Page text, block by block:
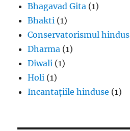
Bhagavad Gita (1)
Bhakti (1)
Conservatorismul hindus
Dharma (1)
Diwali (1)
Holi (1)
Incantațiile hinduse (1)